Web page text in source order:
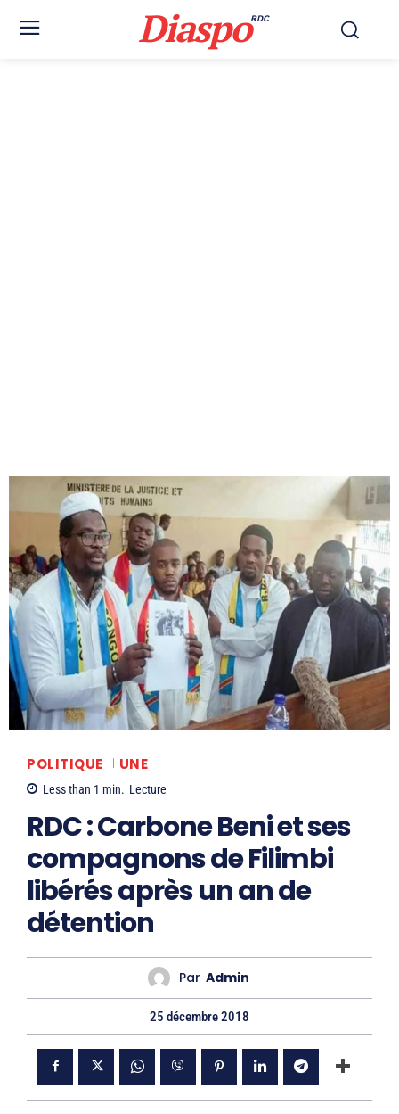
DiaspoRDC
POLITIQUE UNE
Less than 1 min. Lecture
RDC : Carbone Beni et ses
compagnons de Filimbi
libérés après un an de
détention
Par Admin
25 décembre 2018